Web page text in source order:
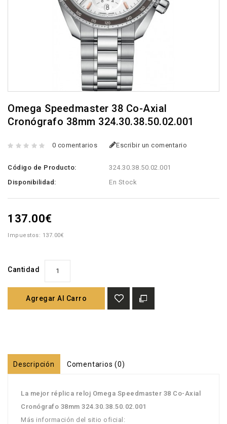
Omega Speedmaster 38 Co-Axial
Cronógrafo 38mm 324.30.38.50.02.001
0 comentarios Escribir un comentario
Código de Producto:
324.30.38.50.02.001
Disponibilidad:
En Stock
137.00€
Impuestos: 137.00€
Cantidad
Agregar Al Carro
Descripción Comentarios (0)
La mejor réplica reloj Omega Speedmaster 38 Co-Axial
Cronógrafo 38mm 324.30.38.50.02.001
Más información del sitio oficial: